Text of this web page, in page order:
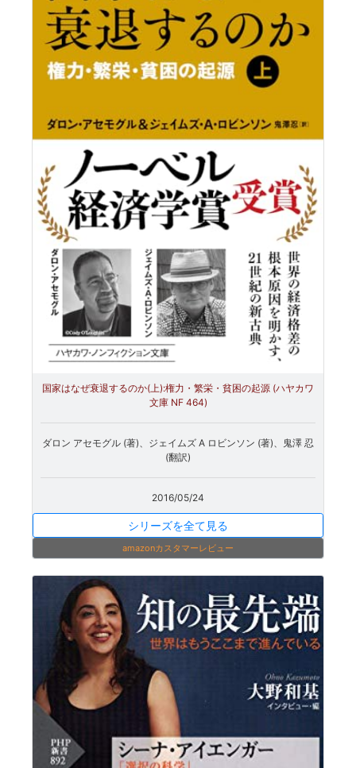
国家はなぜ衰退するのか(上):権力・繁栄・貧困の起源 (ハヤカワ
文庫 NF 464)
ダロン アセモグル (著)、ジェイムズ A ロビンソン (著)、鬼澤 忍
(翻訳)
2016/05/24
シリーズを全て見る
amazonカスタマーレビュー